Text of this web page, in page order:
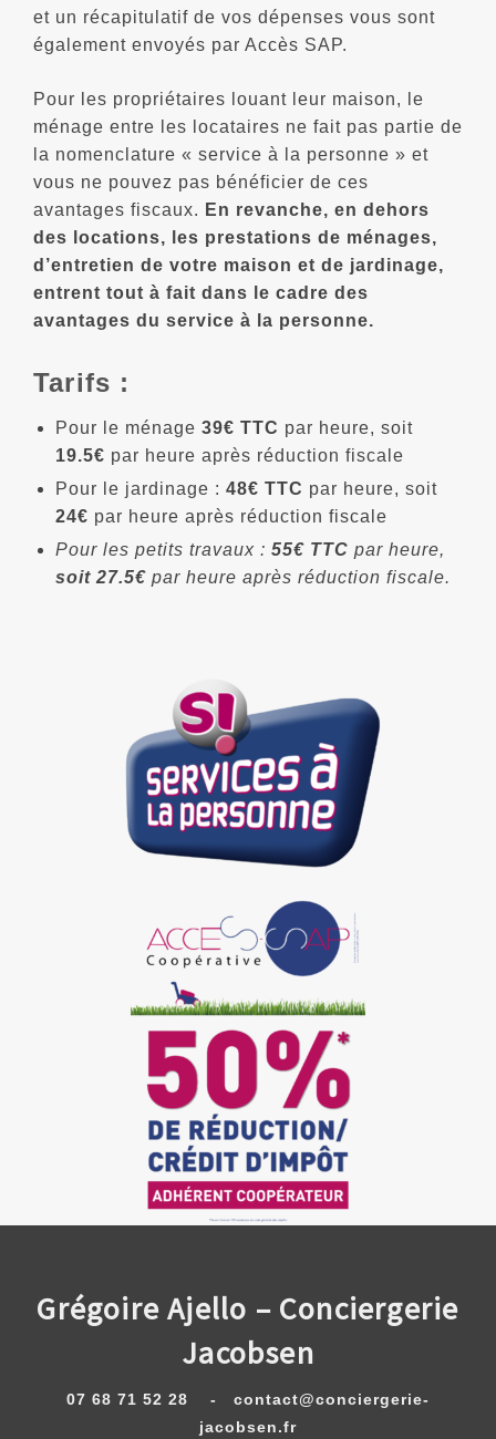
et un récapitulatif de vos dépenses vous sont
également envoyés par Accès SAP.
Pour les propriétaires louant leur maison, le
ménage entre les locataires ne fait pas partie de
la nomenclature « service à la personne » et
vous ne pouvez pas bénéficier de ces
avantages fiscaux. En revanche, en dehors
des locations, les prestations de ménages,
d’entretien de votre maison et de jardinage,
entrent tout à fait dans le cadre des
avantages du service à la personne.
Tarifs :
Pour le ménage 39€ TTC par heure, soit
19.5€ par heure après réduction fiscale
Pour le jardinage : 48€ TTC par heure, soit
24€ par heure après réduction fiscale
Pour les petits travaux : 55€ TTC par heure,
soit 27.5€ par heure après réduction fiscale.
Grégoire Ajello – Conciergerie
Jacobsen
07 68 71 52 28 - contact@conciergerie-
jacobsen.fr